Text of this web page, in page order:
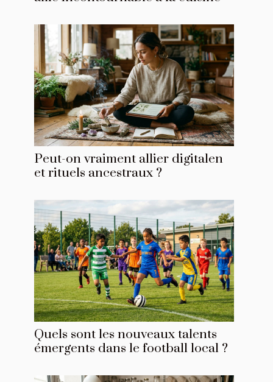
Peut-on vraiment allier digitalen
et rituels ancestraux ?
Quels sont les nouveaux talents
émergents dans le football local ?